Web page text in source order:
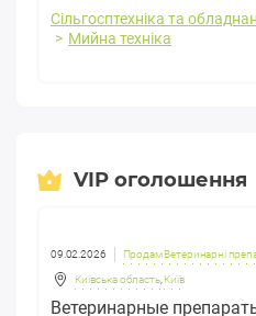
Сільгосптехніка та
Мийна техніка
VIP оголошення
09.02.2026 Продам Ветеринарні
Київська область, Київ
Ветеринарные